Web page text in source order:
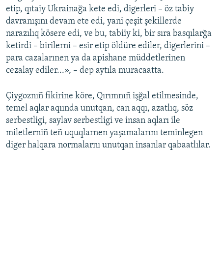
etip, qıtaiy Ukrainağa kete edi, digerleri – öz tabiy
davranışını devam ete edi, yani çeşit şekillerde
narazılıq kösere edi, ve bu, tabiiy ki, bir sıra basqılarğa
ketirdi – birilerni – esir etip öldüre ediler, digerlerini –
para cazalarınen ya da apishane müddetlerinen
cezalay ediler...», – dep aytıla muracaatta.
Çiygoznıñ fikirine köre, Qırımnıñ işğal etilmesinde,
temel aqlar aqıında unutqan, can aqqı, azatlıq, söz
serbestligi, saylav serbestligi ve insan aqları ile
miletlerniñ teñ uquqlarnen yaşamalarını teminlegen
diger halqara normalarnı unutqan insanlar qabaatlılar.